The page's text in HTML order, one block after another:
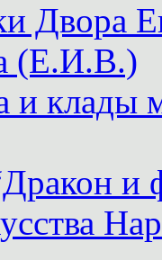
(Е.И.В.)
клады
и